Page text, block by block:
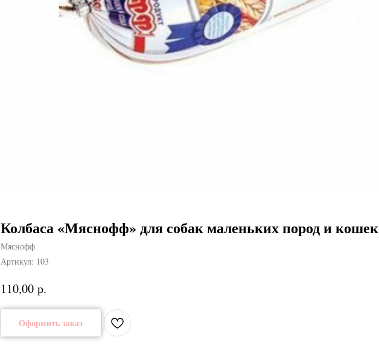
Колбаса «Мяснофф» для собак маленьких пород и кошек
Мяснофф
Артикул: 103
110,00 р.
Оформить заказ